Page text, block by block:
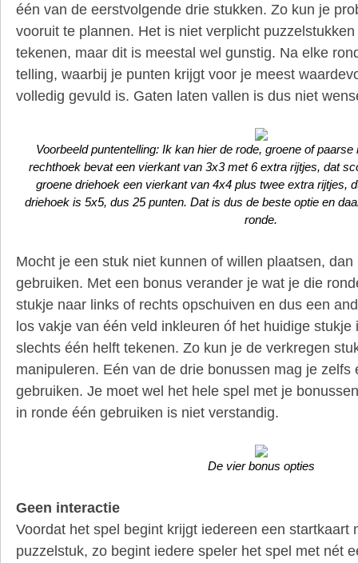
één van de eerstvolgende drie stukken. Zo kun je
vooruit te plannen. Het is niet verplicht
tekenen, maar dit is meestal wel gunstig. Na elke
telling, waarbij je punten krijgt voor je meest
volledig gevuld is. Gaten laten vallen is dus niet
Voorbeeld puntentelling: Ik kan hier de rode, groene of
rechthoek bevat een vierkant van 3x3 met 6 extra rijtjes, dat
groene driehoek een vierkant van 4x4 plus twee extra rijtjes,
driehoek is 5x5, dus 25 punten. Dat is dus de beste optie en
ronde.
Mocht je een stuk niet kunnen of willen plaatsen,
gebruiken. Met een bonus verander je wat je die
stukje naar links of rechts opschuiven en dus een
los vakje van één veld inkleuren óf het huidige stukje
slechts één helft tekenen. Zo kun je de verkregen
manipuleren. Eén van de drie bonussen mag je zelfs
gebruiken. Je moet wel het hele spel met je
in ronde één gebruiken is niet verstandig.
De vier bonus opties
Geen interactie
Voordat het spel begint krijgt iedereen een startkaart
puzzelstuk, zo begint iedere speler het spel met nét